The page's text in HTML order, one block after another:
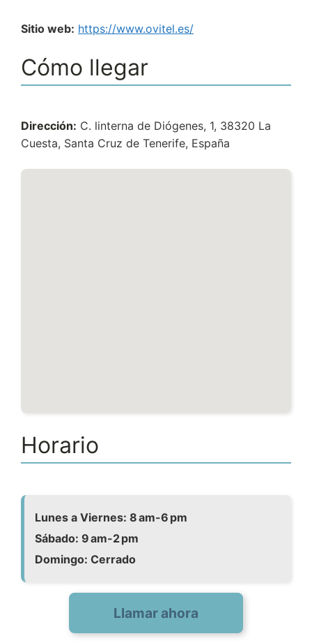
Sitio web: https://www.ovitel.es/
Cómo llegar
Dirección: C. linterna de Diógenes, 1, 38320 La
Cuesta, Santa Cruz de Tenerife, España
Horario
Lunes a Viernes: 8 am-6 pm
Sábado: 9 am-2 pm
Domingo: Cerrado
Llamar ahora